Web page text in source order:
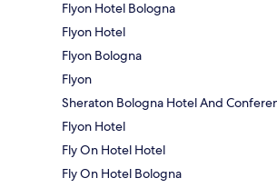
Flyon Hotel Bologna
Flyon Hotel
Flyon Bologna
Flyon
Sheraton Bologna Hotel And
Flyon Hotel
Fly On Hotel Hotel
Fly On Hotel Bologna